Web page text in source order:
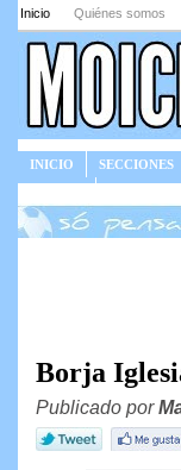
Inicio Quiénes somos
INICIO SECCIONES
Borja
Publicado por